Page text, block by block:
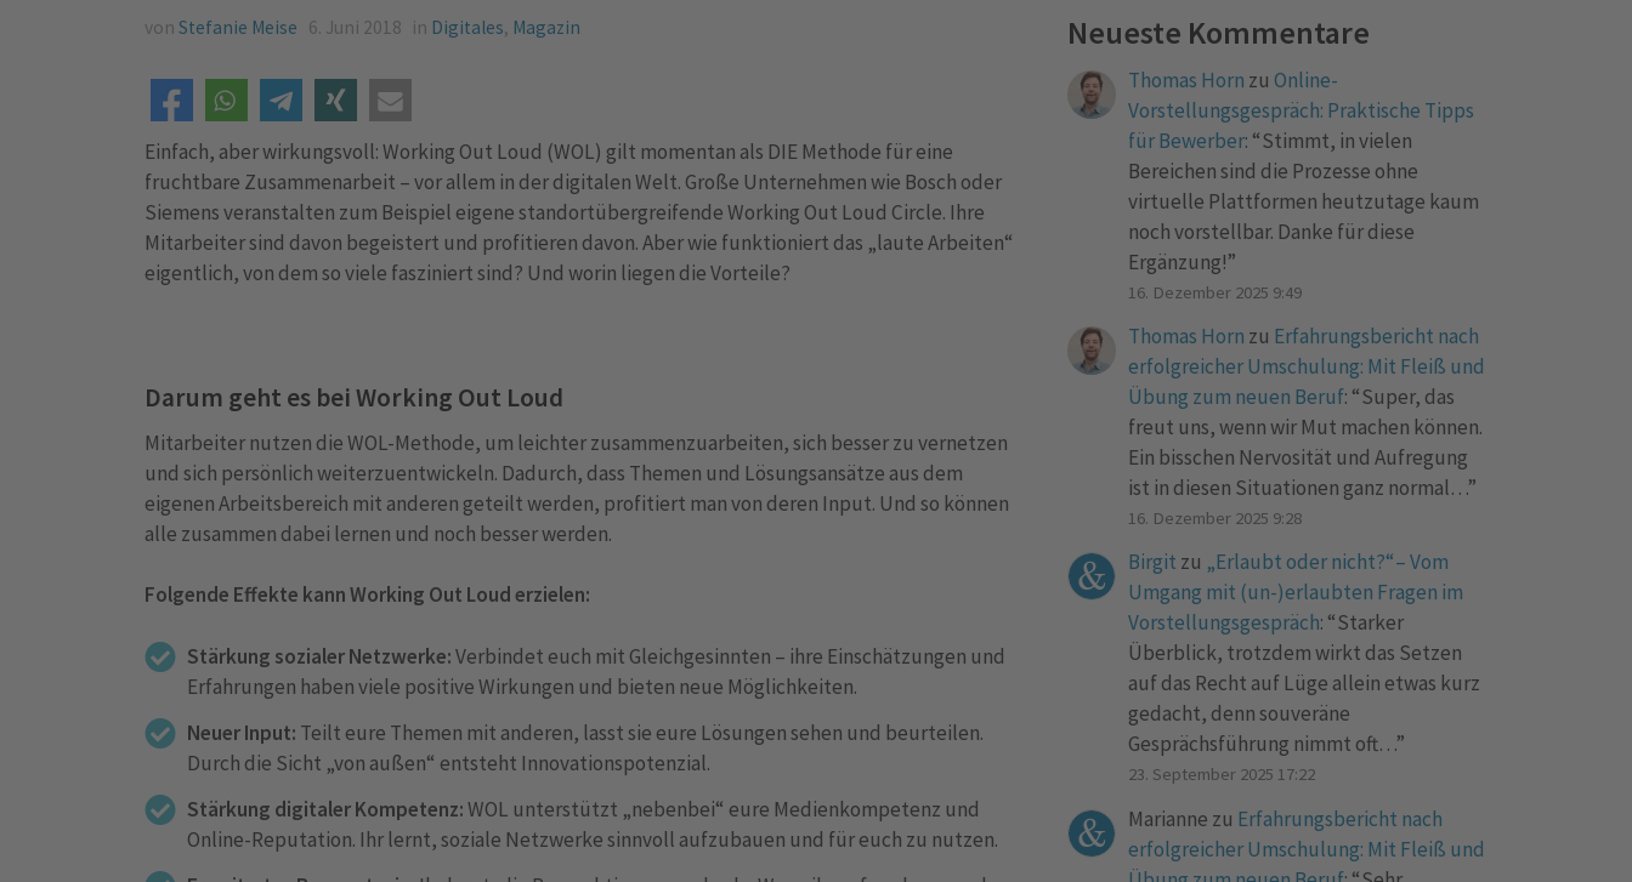
vonStefanie Meise 6. Juni 2018 in Digitales, Magazin
Einfach, aber wirkungsvoll: Working Out Loud (WOL) gilt momentan als DIE Methode für eine
fruchtbare Zusammenarbeit – vor allem in der digitalen Welt. Große Unternehmen wie Bosch oder
Siemens veranstalten zum Beispiel eigene standortübergreifende Working Out Loud Circle. Ihre
Mitarbeiter sind davon begeistert und profitieren davon. Aber wie funktioniert das „laute Arbeiten“
eigentlich, von dem so viele fasziniert sind? Und worin liegen die Vorteile?
Darum geht es bei Working Out Loud
Mitarbeiter nutzen die WOL-Methode, um leichter zusammenzuarbeiten, sich besser zu vernetzen
und sich persönlich weiterzuentwickeln. Dadurch, dass Themen und Lösungsansätze aus dem
eigenen Arbeitsbereich mit anderen geteilt werden, profitiert man von deren Input. Und so können
alle zusammen dabei lernen und noch besser werden.
Folgende Effekte kann Working Out Loud erzielen:
Stärkung sozialer Netzwerke:Verbindet euch mit Gleichgesinnten – ihre Einschätzungen und
Erfahrungen haben viele positive Wirkungen und bieten neue Möglichkeiten.
Neuer Input: Teilt eure Themen mit anderen, lasst sie eure Lösungen sehen und beurteilen.
Durch die Sicht „von außen“ entsteht Innovationspotenzial.
Stärkung digitaler Kompetenz:WOL unterstützt „nebenbei“ eure Medienkompetenz und
Online-Reputation. Ihr lernt, soziale Netzwerke sinnvoll aufzubauen und für euch zu nutzen.
Neueste Kommentare
Thomas Horn zu Online-
Vorstellungsgespräch: Praktische Tipps
für Bewerber: “Stimmt, in vielen
Bereichen sind die Prozesse ohne
virtuelle Plattformen heutzutage kaum
noch vorstellbar. Danke für diese
Ergänzung!”
16. Dezember 2025 9:49
Thomas Horn zu Erfahrungsbericht nach
erfolgreicher Umschulung: Mit Fleiß und
Übung zum neuen Beruf: “Super, das
freut uns, wenn wir Mut machen können.
Ein bisschen Nervosität und Aufregung
ist in diesen Situationen ganz normal…”
16. Dezember 2025 9:28
Birgit zu „Erlaubt oder nicht?“– Vom
Umgang mit (un-)erlaubten Fragen im
Vorstellungsgespräch: “Starker
Überblick, trotzdem wirkt das Setzen
auf das Recht auf Lüge allein etwas kurz
gedacht, denn souveräne
Gesprächsführung nimmt oft…”
23. September 2025 17:22
Marianne zu Erfahrungsbericht nach
erfolgreicher Umschulung: Mit Fleiß und